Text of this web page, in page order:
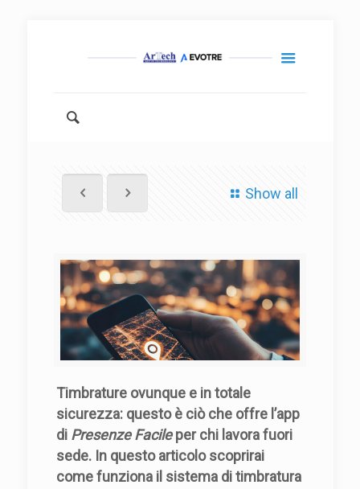
Show all
Timbrature ovunque e in totale
sicurezza: questo è ciò che offre l’app
di Presenze Facileper chi lavora fuori
sede. In questo articolo scoprirai
come funziona il sistema di timbratura